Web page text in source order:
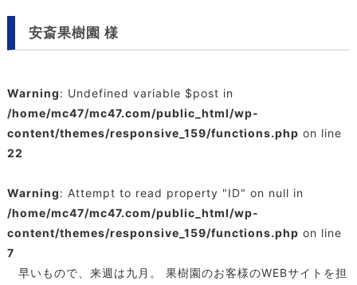
安斎果樹園 様
Warning: Undefined variable $post in
/home/mc47/mc47.com/public_html/wp-
content/themes/responsive_159/functions.php on line
22
Warning: Attempt to read property "ID" on null in
/home/mc47/mc47.com/public_html/wp-
content/themes/responsive_159/functions.php on line
7
早いもので、来週は九月。 果樹園のお客様のWEBサイトを担